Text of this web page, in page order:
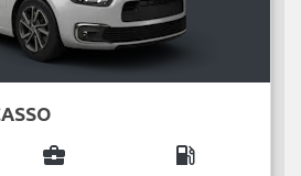
business_center local_gas_station